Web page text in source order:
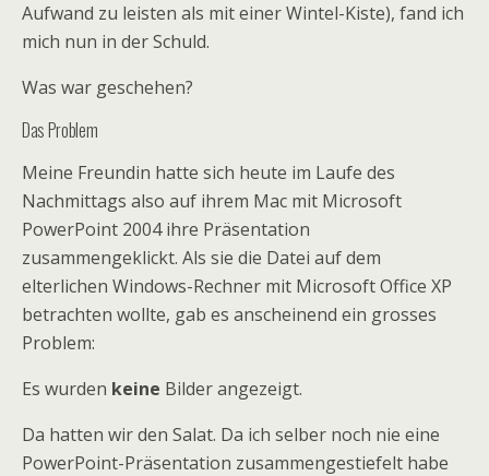
Aufwand zu leisten als mit einer Wintel-Kiste), fand ich
mich nun in der Schuld.
Was war geschehen?
Das Problem
Meine Freundin hatte sich heute im Laufe des
Nachmittags also auf ihrem Mac mit Microsoft
PowerPoint 2004 ihre Präsentation
zusammengeklickt. Als sie die Datei auf dem
elterlichen Windows-Rechner mit Microsoft Office XP
betrachten wollte, gab es anscheinend ein grosses
Problem:
Es wurden keine Bilder angezeigt.
Da hatten wir den Salat. Da ich selber noch nie eine
PowerPoint-Präsentation zusammengestiefelt habe